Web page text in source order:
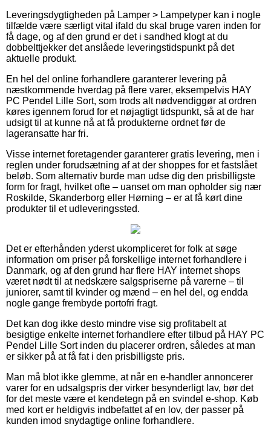
Leveringsdygtigheden på Lamper > Lampetyper kan i nogle
tilfælde være særligt vital ifald du skal bruge varen inden for
få dage, og af den grund er det i sandhed klogt at du
dobbelttjekker det anslåede leveringstidspunkt på det
aktuelle produkt.
En hel del online forhandlere garanterer levering på
næstkommende hverdag på flere varer, eksempelvis HAY
PC Pendel Lille Sort, som trods alt nødvendiggør at ordren
køres igennem forud for et nøjagtigt tidspunkt, så at de har
udsigt til at kunne nå at få produkterne ordnet før de
lageransatte har fri.
Visse internet foretagender garanterer gratis levering, men i
reglen under forudsætning af at der shoppes for et fastslået
beløb. Som alternativ burde man udse dig den prisbilligste
form for fragt, hvilket ofte – uanset om man opholder sig nær
Roskilde, Skanderborg eller Hørning – er at få kørt dine
produkter til et udleveringssted.
Det er efterhånden yderst ukompliceret for folk at søge
information om priser på forskellige internet forhandlere i
Danmark, og af den grund har flere HAY internet shops
været nødt til at nedskære salgspriserne på varerne – til
juniorer, samt til kvinder og mænd – en hel del, og endda
nogle gange frembyde portofri fragt.
Det kan dog ikke desto mindre vise sig profitabelt at
besigtige enkelte internet forhandlere efter tilbud på HAY PC
Pendel Lille Sort inden du placerer ordren, således at man
er sikker på at få fat i den prisbilligste pris.
Man må blot ikke glemme, at når en e-handler annoncerer
varer for en udsalgspris der virker besynderligt lav, bør det
for det meste være et kendetegn på en svindel e-shop. Køb
med kort er heldigvis indbefattet af en lov, der passer på
kunden imod snydagtige online forhandlere.